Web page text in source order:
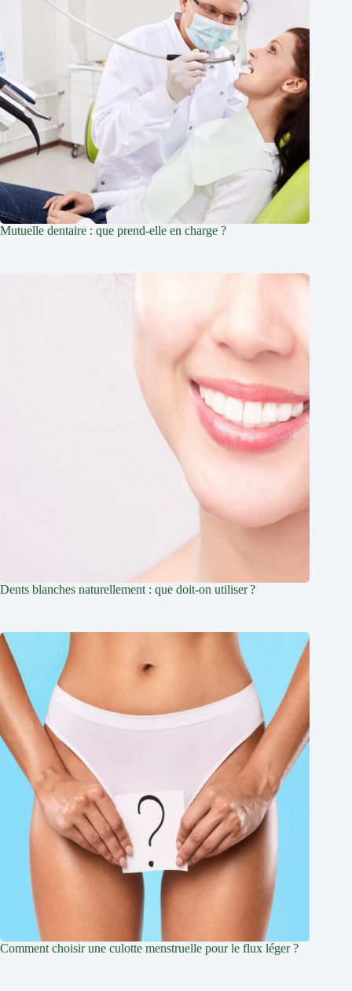
Mutuelle dentaire : que prend-elle en charge ?
Dents blanches naturellement : que doit-on utiliser ?
Comment choisir une culotte menstruelle pour le flux léger ?